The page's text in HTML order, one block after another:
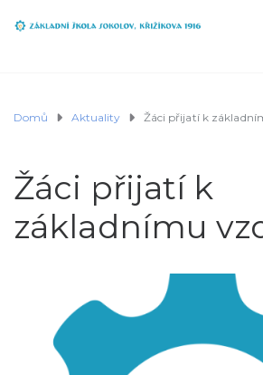
Domů Aktuality Žáci přijatí k
Žáci přijatí k
základnímu